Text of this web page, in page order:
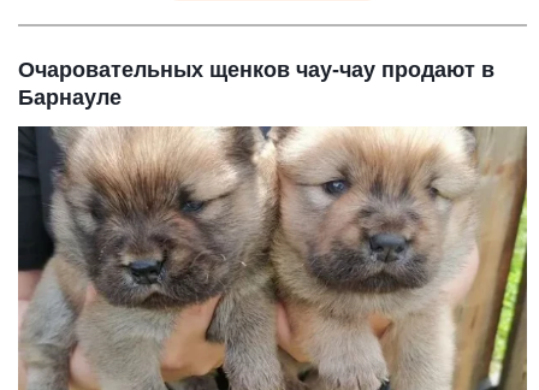
Очаровательных щенков чау-чау продают в
Барнауле